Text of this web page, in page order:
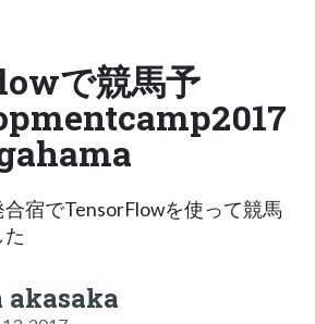
で競馬予
宿でTensorFlowを使って競馬
akasaka